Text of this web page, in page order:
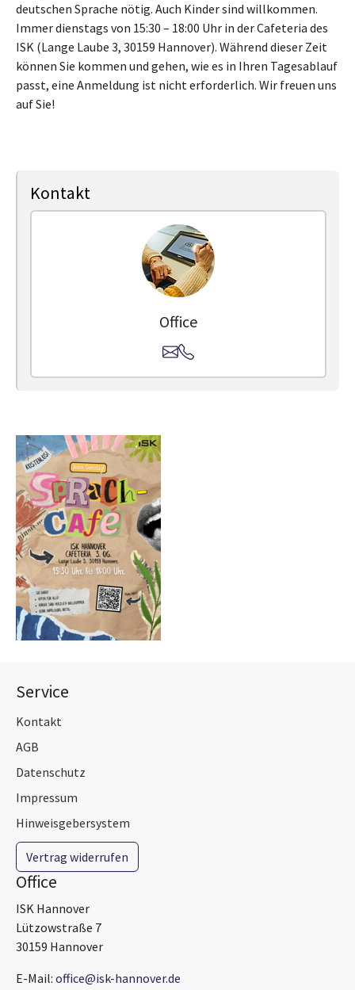
deutschen Sprache nötig. Auch Kinder sind willkommen.
Immer dienstags von 15:30 – 18:00 Uhr in der Cafeteria des
ISK (Lange Laube 3, 30159 Hannover). Während dieser Zeit
können Sie kommen und gehen, wie es in Ihren Tagesablauf
passt, eine Anmeldung ist nicht erforderlich. Wir freuen uns
auf Sie!
Kontakt
Office
Show larger version
Service
Kontakt
AGB
Datenschutz
Impressum
Hinweisgebersystem
Vertrag widerrufen
Office
ISK Hannover
Lützowstraße 7
30159 Hannover
E-Mail: office@isk-hannover.de